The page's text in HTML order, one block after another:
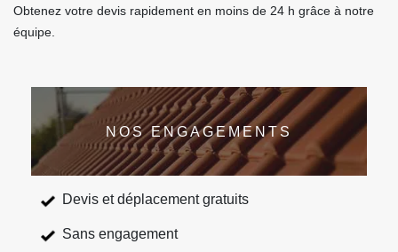
Obtenez votre devis rapidement en moins de 24 h grâce à notre
équipe.
NOS ENGAGEMENTS
Devis et déplacement gratuits
Sans engagement